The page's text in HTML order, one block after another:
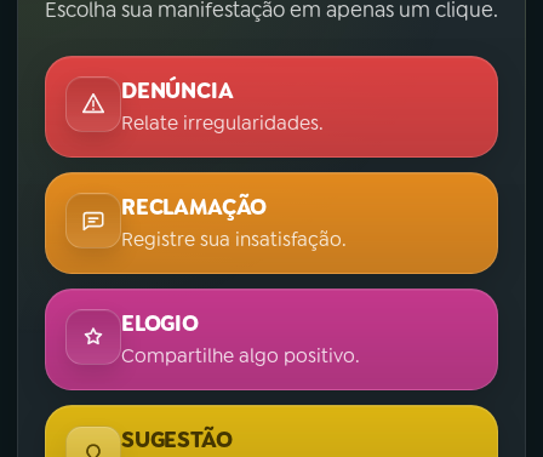
Escolha sua manifestação em apenas um clique.
DENÚNCIA
Relate irregularidades.
RECLAMAÇÃO
Registre sua insatisfação.
ELOGIO
Compartilhe algo positivo.
SUGESTÃO